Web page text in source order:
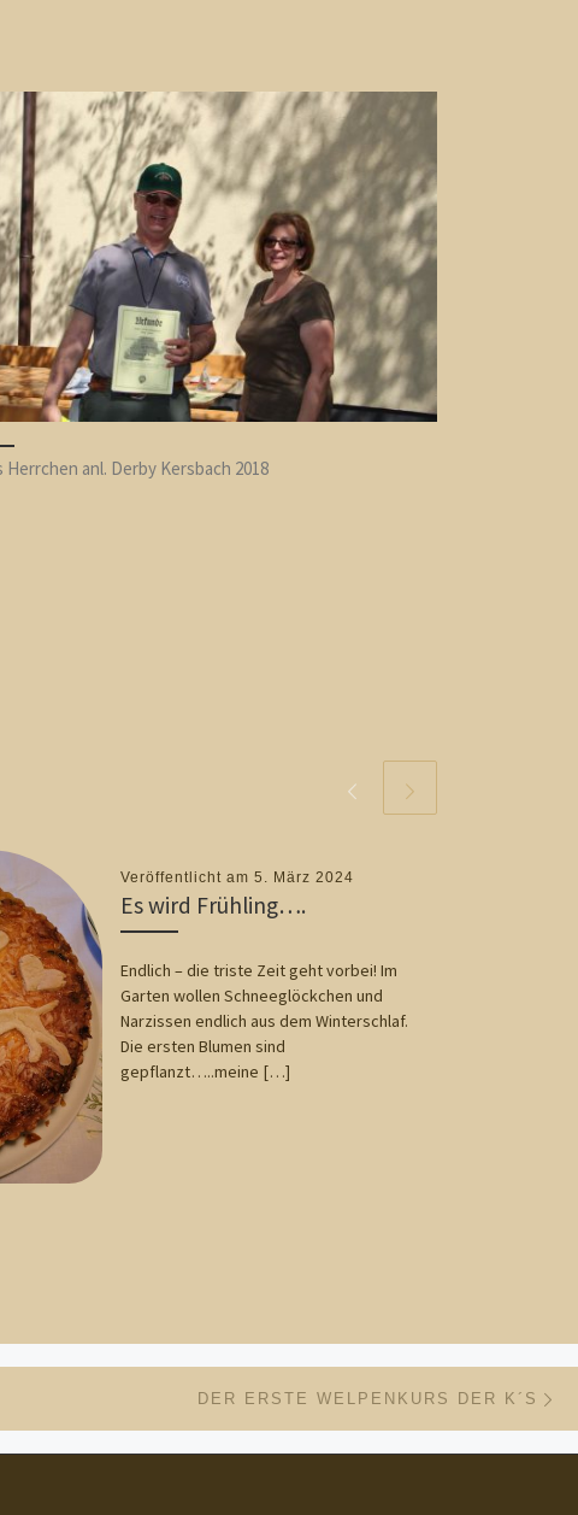
Herrchen anl. Derby Kersbach 2018
Veröffentlicht am 5. März 2024
Es wird Frühling….
Endlich – die triste Zeit geht vorbei! Im
Garten wollen Schneeglöckchen und
Narzissen endlich aus dem Winterschlaf.
Die ersten Blumen sind
gepflanzt…..meine […]
DER ERSTE WELPENKURS DER K´S